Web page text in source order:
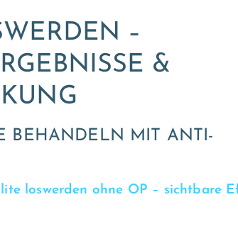
–
&
BEHANDELN MIT ANTI-
loswerden ohne OP – sichtbare